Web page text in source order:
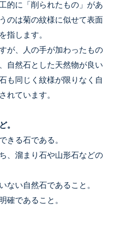
的に「削られたもの」があ
のは菊の紋様に似せて表面
指します。
が、人の手が加わったもの
自然石とした天然物が良い
も同じく紋様が限りなく自
れています。
。
きる石である。
、溜まり石や山形石などの
ない自然石であること。
確であること。